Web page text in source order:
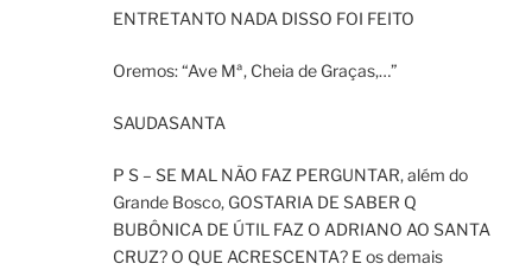
ENTRETANTO NADA DISSO FOI FEITO
Oremos: “Ave Mª, Cheia de Graças,…”
SAUDASANTA
P S – SE MAL NÃO FAZ PERGUNTAR, além do
Grande Bosco, GOSTARIA DE SABER Q
BUBÔNICA DE ÚTIL FAZ O ADRIANO AO SANTA
CRUZ? O QUE ACRESCENTA? E os demais